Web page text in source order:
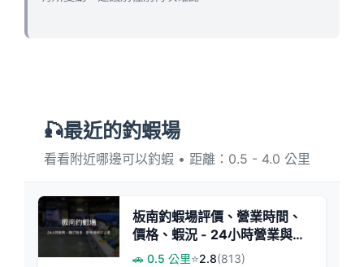
🎣最近的釣蝦場
看看附近哪邊可以釣蝦 • 距離：0.5 - 4.0 公里
板南釣蝦場評價、營業時間、
價格、蝦況 - 24小時營業與親
切教學
🚗 0.5 公里⭐2.8(813)